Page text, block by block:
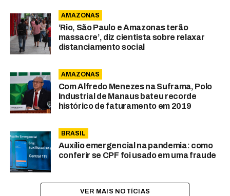
AMAZONAS
‘Rio, São Paulo e Amazonas terão
massacre’, diz cientista sobre relaxar
distanciamento social
AMAZONAS
Com Alfredo Menezes na Suframa, Polo
Industrial de Manaus bateu recorde
histórico de faturamento em 2019
BRASIL
Auxílio emergencial na pandemia: como
conferir se CPF foi usado em uma fraude
VER MAIS NOTÍCIAS